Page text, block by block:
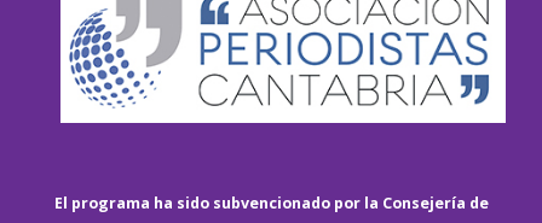
El programa ha sido subvencionado por la Consejería de